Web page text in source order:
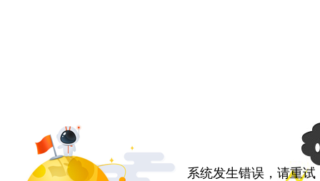
系统发生错误，请重